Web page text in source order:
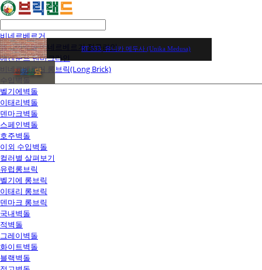
비네르베르거
벨기에벽돌 비네르베르거 정규라인
에겐순드 덴마크라인
비네르베르거 롱브릭(Long Brick)
수입벽돌
벨기에벽돌
이태리벽돌
덴마크벽돌
스페인벽돌
호주벽돌
이외 수입벽돌
컬러별 살펴보기
유럽롱브릭
벨기에 롱브릭
이태리 롱브릭
덴마크 롱브릭
국내벽돌
적벽돌
그레이벽돌
화이트벽돌
블랙벽돌
RT 533, 유니카 메두사 (Unika Medusa)
전화상담